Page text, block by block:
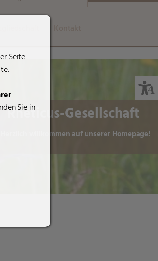
Gesellschaft
Herzlich willkommen auf unserer Homepage!
Seite
Sie in